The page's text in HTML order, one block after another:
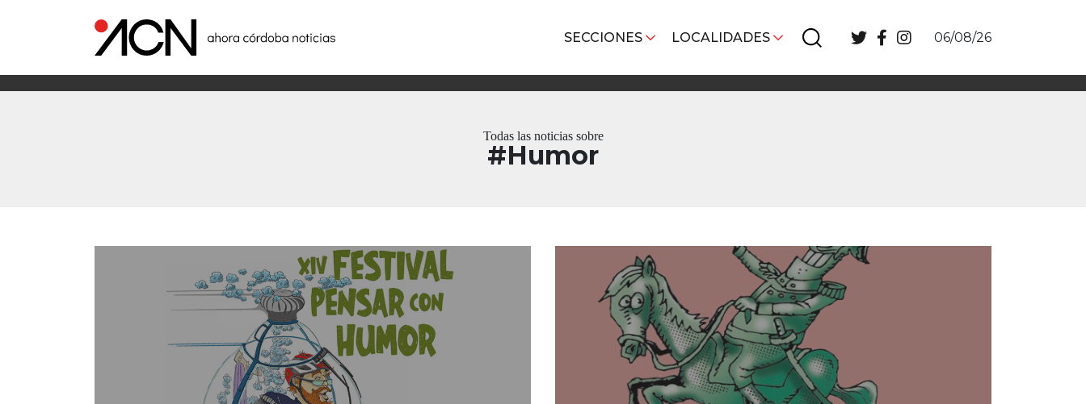
SECCIONES LOCALIDADES 06/08/26
Todas las noticias sobre
#Humor